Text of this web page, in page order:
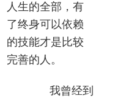
人生的全部，有
了终身可以依赖
的技能才是比较
完善的人。
我曾经到